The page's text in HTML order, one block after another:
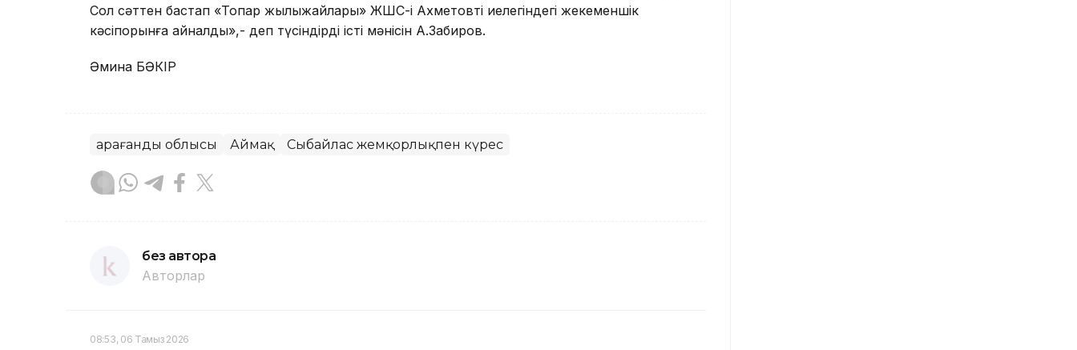
Сол сәттен бастап «Топар жылыжайлары» ЖШС-і Ахметовтің иелегіндегі жекеменшік
кәсіпорынға айналды»,- деп түсіндірді істің мәнісін А.Забиров.
Әмина БӘКІР
Қарағанды облысы Аймақ Сыбайлас жемқорлықпен күрес
без автора
Авторлар
08:53, 06 Тамыз 2026